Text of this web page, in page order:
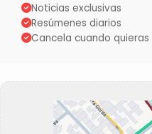
Noticias exclusivas
Resúmenes diarios
Cancela cuando quieras